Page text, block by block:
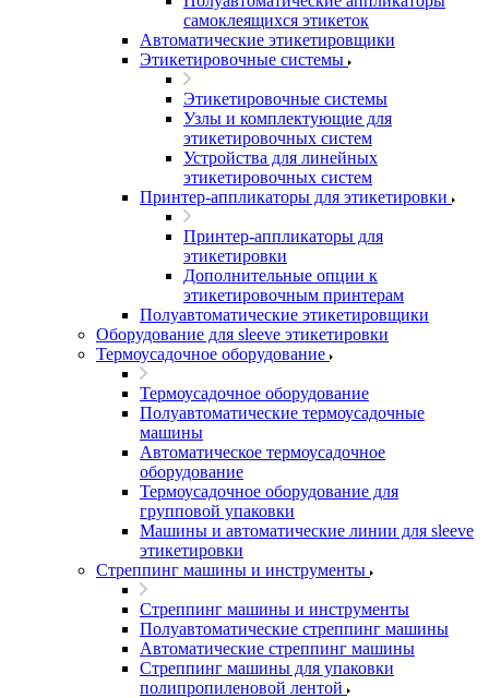
самоклеящихся этикеток
Автоматические этикетировщики
Этикетировочные системы
Этикетировочные системы
Узлы и комплектующие для
этикетировочных систем
Устройства для линейных
этикетировочных систем
Принтер-аппликаторы для этикетировки
Принтер-аппликаторы для
этикетировки
Дополнительные опции к
этикетировочным принтерам
Полуавтоматические этикетировщики
Оборудование для sleeve этикетировки
Термоусадочное оборудование
Термоусадочное оборудование
Полуавтоматические термоусадочные
машины
Автоматическое термоусадочное
оборудование
Термоусадочное оборудование для
групповой упаковки
Машины и автоматические линии для sleeve
этикетировки
Стреппинг машины и инструменты
Стреппинг машины и инструменты
Полуавтоматические стреппинг машины
Автоматические стреппинг машины
Стреппинг машины для упаковки
полипропиленовой лентой